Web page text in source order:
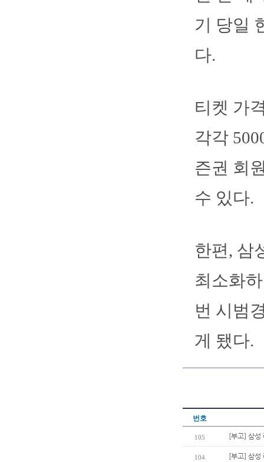
기 당일
다.
티켓 가
각각
즌권 회
수 있다.
한편, 삼
최소화
번 시범
게 됐다.
번호
105 [부고] 삼성
104 [부고] 삼성